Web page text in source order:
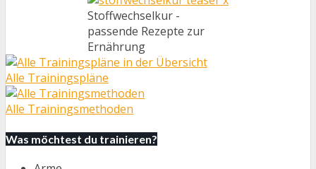
Stoffwechselkur -
passende Rezepte zur
Ernährung
Alle Trainingspläne
Alle Trainingsmethoden
Was möchtest du trainieren?